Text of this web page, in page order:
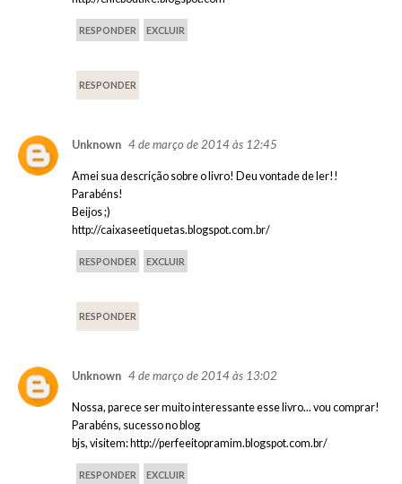
RESPONDER EXCLUIR
RESPONDER
Unknown 4 de março de 2014 às 12:45
Amei sua descrição sobre o livro! Deu vontade de ler!!
Parabéns!
Beijos ;)
http://caixaseetiquetas.blogspot.com.br/
RESPONDER EXCLUIR
RESPONDER
Unknown 4 de março de 2014 às 13:02
Nossa, parece ser muito interessante esse livro... vou comprar!
Parabéns, sucesso no blog
bjs, visitem: http://perfeeitopramim.blogspot.com.br/
RESPONDER EXCLUIR